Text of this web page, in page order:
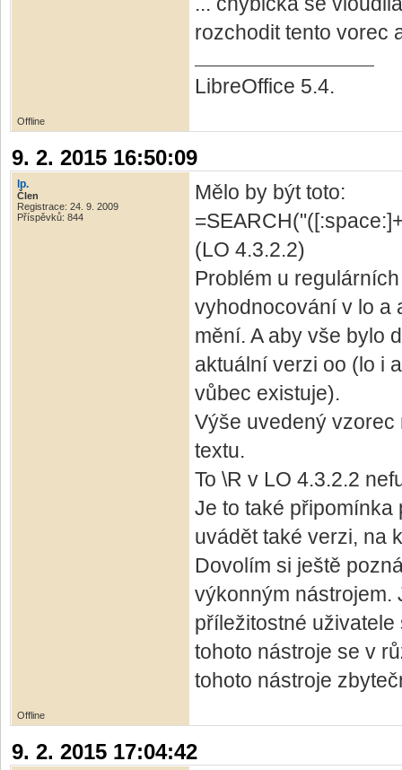
rozchodit tento vorec
LibreOffice 5.4.
Offline
9. 2. 2015 16:50:09
lp.
Člen
Registrace: 24. 9. 2009
Příspěvků: 844
Mělo by být toto:
(LO 4.3.2.2)
Problém u
vyhodnocování v lo a
mění. A aby vše bylo
aktuální verzi oo (lo i
vůbec existuje).
Výše uvedený
textu.
To \R v LO 4.3.2.2
Je to také připomínka
uvádět také verzi, na
Dovolím si ještě
výkonným nástrojem.
příležitostné
tohoto nástroje se v
tohoto nástroje
Offline
9. 2. 2015 17:04:42